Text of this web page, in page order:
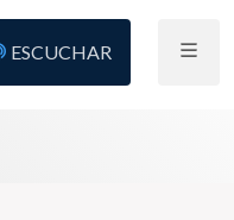
ESCUCHAR